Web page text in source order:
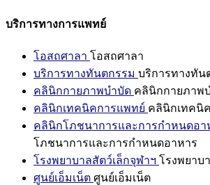
บริการทางการแพทย์
โอสถศาลา โอสถศาลา
บริการทางทันตกรรม บริการทางทัน
คลินิกกายภาพบำบัด คลินิกกายภาพ
คลินิกเทคนิคการแพทย์ คลินิกเทคนิ
คลินิกโภชนาการและการกำหนดอา
โภชนาการและการกำหนดอาหาร
โรงพยาบาลสัตว์เล็กจุฬาฯ โรงพยาบ
ศูนย์เอ็มเน็ต ศูนย์เอ็มเน็ต